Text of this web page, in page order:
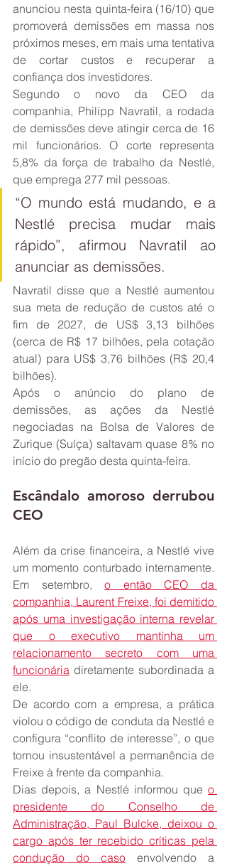
anunciou nesta quinta-feira (16/10) que
promoverá demissões em massa nos
próximos meses, em mais uma tentativa
de cortar custos e recuperar a
confiança dos investidores.
Segundo o novo da CEO da
companhia, Philipp Navratil, a rodada
de demissões deve atingir cerca de 16
mil funcionários. O corte representa
5,8% da força de trabalho da Nestlé,
que emprega 277 mil pessoas.
“O mundo está mudando, e a
Nestlé precisa mudar mais
rápido”, afirmou Navratil ao
anunciar as demissões.
Navratil disse que a Nestlé aumentou
sua meta de redução de custos até o
fim de 2027, de US$ 3,13 bilhões
(cerca de R$ 17 bilhões, pela cotação
atual) para US$ 3,76 bilhões (R$ 20,4
bilhões).
Após o anúncio do plano de
demissões, as ações da Nestlé
negociadas na Bolsa de Valores de
Zurique (Suíça) saltavam quase 8% no
início do pregão desta quinta-feira.
Escândalo amoroso derrubou
CEO
Além da crise financeira, a Nestlé vive
um momento conturbado internamente.
Em setembro, o então CEO da
companhia, Laurent Freixe, foi demitido
após uma investigação interna revelar
que o executivo mantinha um
relacionamento secreto com uma
funcionária diretamente subordinada a
ele.
De acordo com a empresa, a prática
violou o código de conduta da Nestlé e
configura “conflito de interesse”, o que
tornou insustentável a permanência de
Freixe à frente da companhia.
Dias depois, a Nestlé informou que o
presidente do Conselho de
Administração, Paul Bulcke, deixou o
cargo após ter recebido críticas pela
condução do caso envolvendo a